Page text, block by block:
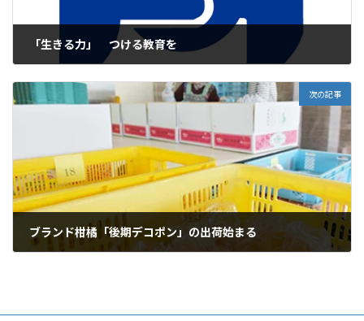
「生きる力」 つける教育を
次の記事
ブランド柑橘「後期デコポン」の出荷始まる